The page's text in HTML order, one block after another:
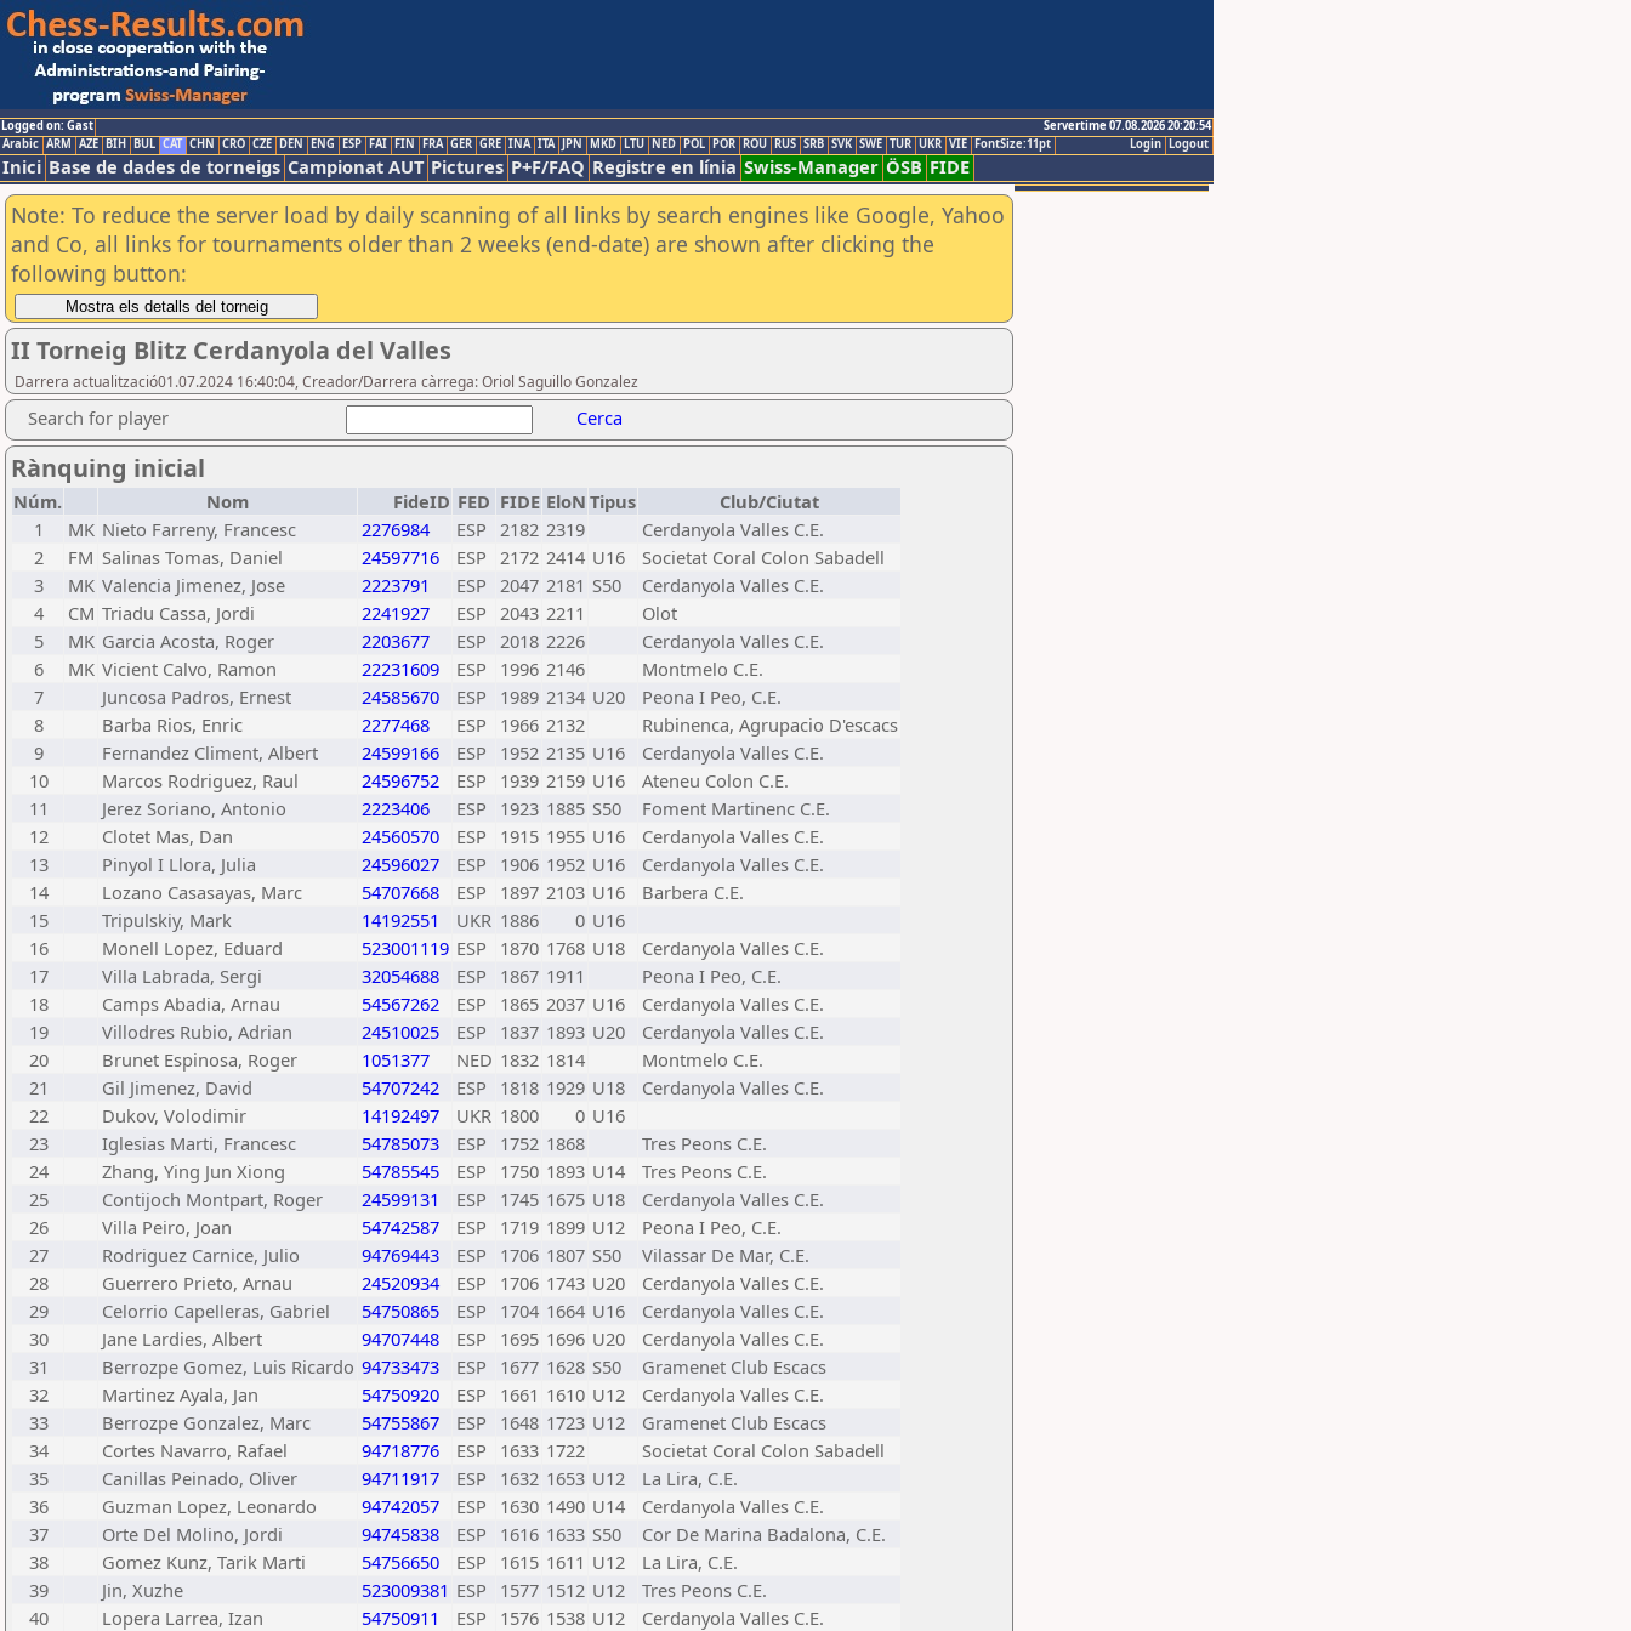
Logged on: Gast
Servertime 07.08.2026 20:20:54
Logout
Login
Arabic ARM AZE BIH BUL CAT CHN CRO CZE DEN ENG ESP FAI FIN FRA GER GRE INA ITA JPN MKD LTU NED POL POR ROU RUS SRB SVK SWE TUR UKR VIE FontSize:11pt
Inici Base de dades de torneigs Campionat AUT Pictures P+F/FAQ Registre en línia Swiss-Manager ÖSB FIDE
Note: To reduce the server load by daily scanning of all links by search engines like Google, Yahoo
and Co, all links for tournaments older than 2 weeks (end-date) are shown after clicking the
following button:
II Torneig Blitz Cerdanyola del Valles
Darrera actualització01.07.2024 16:40:04, Creador/Darrera càrrega: Oriol Saguillo Gonzalez
Search for player Cerca
Rànquing inicial
Núm. Nom FideID FED FIDE EloN Tipus
Club/Ciutat
1
MK Nieto Farreny, Francesc 2276984 ESP 2182 2319
Cerdanyola Valles C.E.
2
FM Salinas Tomas, Daniel 24597716 ESP 2172 2414 U16
Societat Coral Colon Sabadell
3
MK Valencia Jimenez, Jose 2223791 ESP 2047 2181 S50
Cerdanyola Valles C.E.
4
CM Triadu Cassa, Jordi 2241927 ESP 2043 2211
Olot
5
MK Garcia Acosta, Roger 2203677 ESP 2018 2226
Cerdanyola Valles C.E.
6
MK Vicient Calvo, Ramon 22231609 ESP 1996 2146
Montmelo C.E.
7
Juncosa Padros, Ernest 24585670 ESP 1989 2134 U20
Peona I Peo, C.E.
8
Barba Rios, Enric 2277468 ESP 1966 2132
Rubinenca, Agrupacio D'escacs
9
Fernandez Climent, Albert 24599166 ESP 1952 2135 U16
Cerdanyola Valles C.E.
10
Marcos Rodriguez, Raul 24596752 ESP 1939 2159 U16
Ateneu Colon C.E.
11
Jerez Soriano, Antonio 2223406 ESP 1923 1885 S50
Foment Martinenc C.E.
12
Clotet Mas, Dan 24560570 ESP 1915 1955 U16
Cerdanyola Valles C.E.
13
Pinyol I Llora, Julia 24596027 ESP 1906 1952 U16
Cerdanyola Valles C.E.
14
Lozano Casasayas, Marc 54707668 ESP 1897 2103 U16
Barbera C.E.
15
Tripulskiy, Mark 14192551 UKR 1886 0 U16
16
Monell Lopez, Eduard 523001119 ESP 1870 1768 U18
Cerdanyola Valles C.E.
17
Villa Labrada, Sergi 32054688 ESP 1867 1911
Peona I Peo, C.E.
18
Camps Abadia, Arnau 54567262 ESP 1865 2037 U16
Cerdanyola Valles C.E.
19
Villodres Rubio, Adrian 24510025 ESP 1837 1893 U20
Cerdanyola Valles C.E.
20
Brunet Espinosa, Roger 1051377 NED 1832 1814
Montmelo C.E.
21
Gil Jimenez, David 54707242 ESP 1818 1929 U18
Cerdanyola Valles C.E.
22
Dukov, Volodimir 14192497 UKR 1800 0 U16
23
Iglesias Marti, Francesc 54785073 ESP 1752 1868
Tres Peons C.E.
24
Zhang, Ying Jun Xiong 54785545 ESP 1750 1893 U14
Tres Peons C.E.
25
Contijoch Montpart, Roger 24599131 ESP 1745 1675 U18
Cerdanyola Valles C.E.
26
Villa Peiro, Joan 54742587 ESP 1719 1899 U12
Peona I Peo, C.E.
27
Rodriguez Carnice, Julio 94769443 ESP 1706 1807 S50
Vilassar De Mar, C.E.
28
Guerrero Prieto, Arnau 24520934 ESP 1706 1743 U20
Cerdanyola Valles C.E.
29
Celorrio Capelleras, Gabriel 54750865 ESP 1704 1664 U16
Cerdanyola Valles C.E.
30
Jane Lardies, Albert 94707448 ESP 1695 1696 U20
Cerdanyola Valles C.E.
31
Berrozpe Gomez, Luis Ricardo 94733473 ESP 1677 1628 S50
Gramenet Club Escacs
32
Martinez Ayala, Jan 54750920 ESP 1661 1610 U12
Cerdanyola Valles C.E.
33
Berrozpe Gonzalez, Marc 54755867 ESP 1648 1723 U12
Gramenet Club Escacs
34
Cortes Navarro, Rafael 94718776 ESP 1633 1722
Societat Coral Colon Sabadell
35
Canillas Peinado, Oliver 94711917 ESP 1632 1653 U12
La Lira, C.E.
36
Guzman Lopez, Leonardo 94742057 ESP 1630 1490 U14
Cerdanyola Valles C.E.
37
Orte Del Molino, Jordi 94745838 ESP 1616 1633 S50
Cor De Marina Badalona, C.E.
38
Gomez Kunz, Tarik Marti 54756650 ESP 1615 1611 U12
La Lira, C.E.
39
Jin, Xuzhe 523009381 ESP 1577 1512 U12
Tres Peons C.E.
40
Lopera Larrea, Izan 54750911 ESP 1576 1538 U12 Cerdanyola Valles C.E.